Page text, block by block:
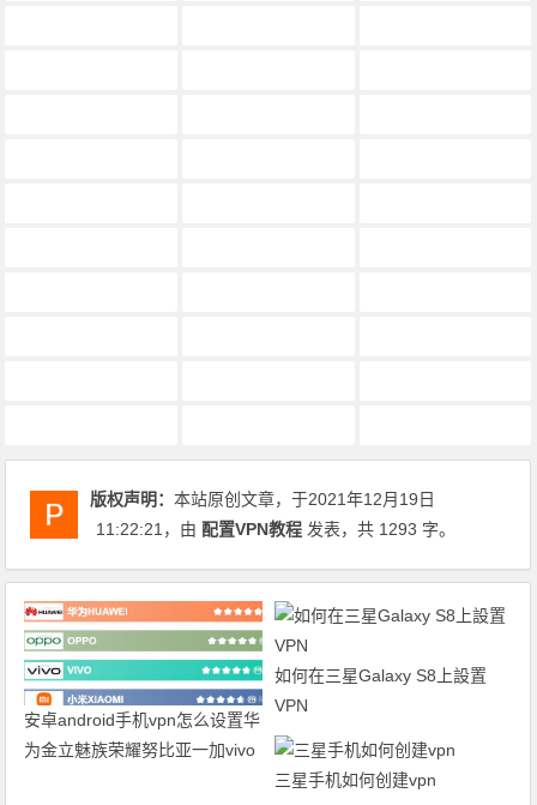
版权声明：本站原创文章，于2021年12月19日
11:22:21 ，由配置VPN教程 发表，共 1293 字。
安卓android手机vpn怎么设置华
为金立魅族荣耀努比亚一加vivo
如何在三星Galaxy S8上設置
VPN
三星手机如何创建vpn